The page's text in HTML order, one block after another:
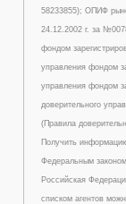
58233855); ОПИФ
24.12.2002 г. за
фондом
управления фондом
управления фондом
доверительного
(Правила
Получить
Федеральным
Российская
списком агентов